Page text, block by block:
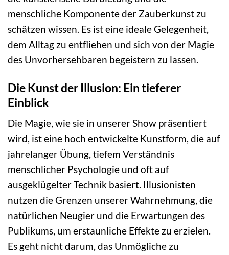
menschliche Komponente der Zauberkunst zu
schätzen wissen. Es ist eine ideale Gelegenheit,
dem Alltag zu entfliehen und sich von der Magie
des Unvorhersehbaren begeistern zu lassen.
Die Kunst der Illusion: Ein tieferer
Einblick
Die Magie, wie sie in unserer Show präsentiert
wird, ist eine hoch entwickelte Kunstform, die auf
jahrelanger Übung, tiefem Verständnis
menschlicher Psychologie und oft auf
ausgeklügelter Technik basiert. Illusionisten
nutzen die Grenzen unserer Wahrnehmung, die
natürlichen Neugier und die Erwartungen des
Publikums, um erstaunliche Effekte zu erzielen.
Es geht nicht darum, das Unmögliche zu